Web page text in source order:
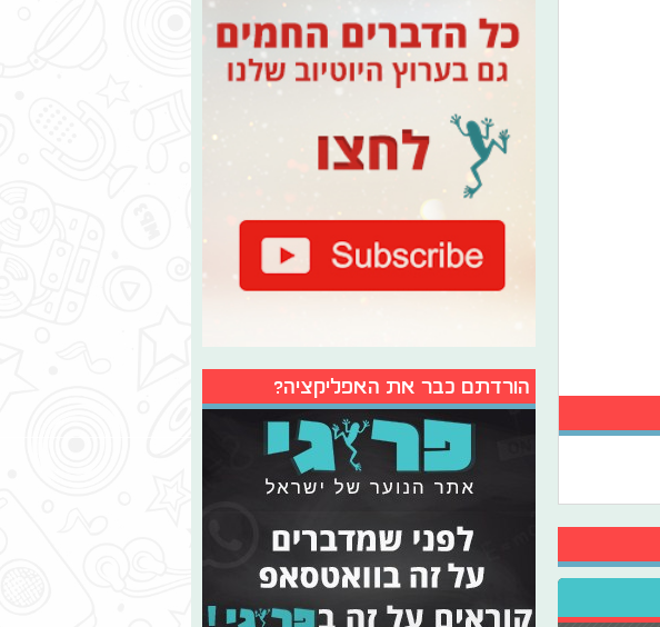
הורדתם כבר את האפליקציה?